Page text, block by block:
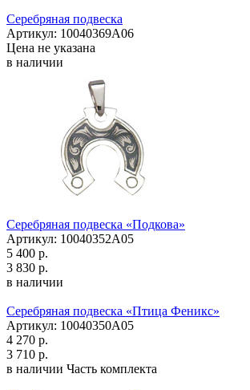
Серебряная подвеска
Артикул: 10040369А06
Цена не указана
в наличии
Серебряная подвеска «Подкова»
Артикул: 10040352А05
5 400 р.
3 830 р.
в наличии
Серебряная подвеска «Птица Феникс»
Артикул: 10040350А05
4 270 р.
3 710 р.
в наличии Часть комплекта